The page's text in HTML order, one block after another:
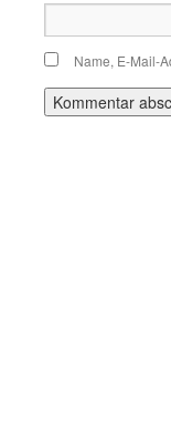
Name, E-Mail-